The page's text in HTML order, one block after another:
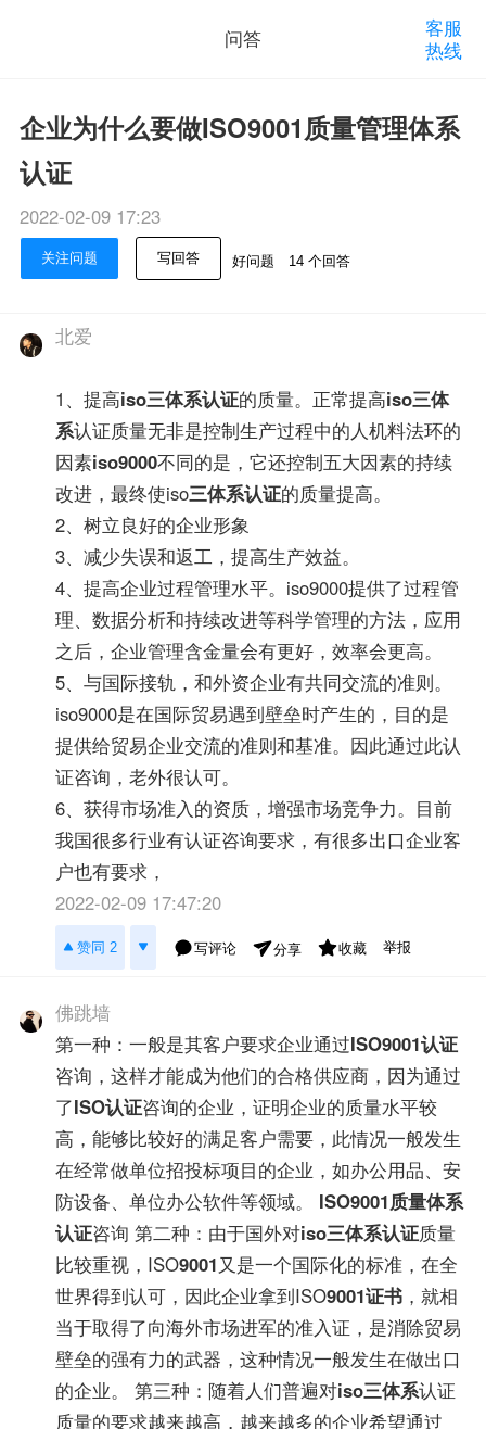
问答
客服
热线
企业为什么要做ISO9001质量管理体系
认证
2022-02-09 17:23
关注问题 写回答 好问题 14 个回答
北爱
1、提高iso三体系认证的质量。正常提高iso三体
系认证质量无非是控制生产过程中的人机料法环的
因素iso9000不同的是，它还控制五大因素的持续
改进，最终使iso三体系认证的质量提高。
2、树立良好的企业形象
3、减少失误和返工，提高生产效益。
4、提高企业过程管理水平。iso9000提供了过程管
理、数据分析和持续改进等科学管理的方法，应用
之后，企业管理含金量会有更好，效率会更高。
5、与国际接轨，和外资企业有共同交流的准则。
iso9000是在国际贸易遇到壁垒时产生的，目的是
提供给贸易企业交流的准则和基准。因此通过此认
证咨询，老外很认可。
6、获得市场准入的资质，增强市场竞争力。目前
我国很多行业有认证咨询要求，有很多出口企业客
户也有要求，
2022-02-09 17:47:20
赞同 2 写评论 分享 收藏 举报
佛跳墙
第一种：一般是其客户要求企业通过ISO9001认证
咨询，这样才能成为他们的合格供应商，因为通过
了ISO认证咨询的企业，证明企业的质量水平较
高，能够比较好的满足客户需要，此情况一般发生
在经常做单位招投标项目的企业，如办公用品、安
防设备、单位办公软件等领域。 ISO9001质量体系
认证咨询 第二种：由于国外对iso三体系认证质量
比较重视，ISO9001又是一个国际化的标准，在全
世界得到认可，因此企业拿到ISO9001证书 ，就相
当于取得了向海外市场进军的准入证，是消除贸易
壁垒的强有力的武器，这种情况一般发生在做出口
的企业。 第三种：随着人们普遍对iso三体系认证
质量的要求越来越高，越来越多的企业希望通过